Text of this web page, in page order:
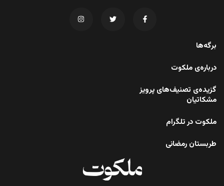
برگه‌ها
درباره‌ی ملکوت
گزیده‌ی تصنیف‌های پرویز
مشکاتیان
ملکوت در تلگرام
طربستان رمضانی